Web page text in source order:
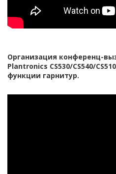
Организация конференц-
Plantronics CS530/CS540/
функции гарнитур.